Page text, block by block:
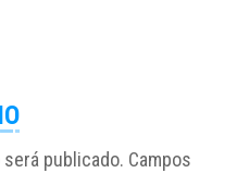
publicado. Campos